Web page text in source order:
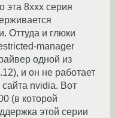
эта 8ххх серия
Оттуда и глюки
manager
одной из
и он не работает
nvidia. Вот
(в которой
этой серии